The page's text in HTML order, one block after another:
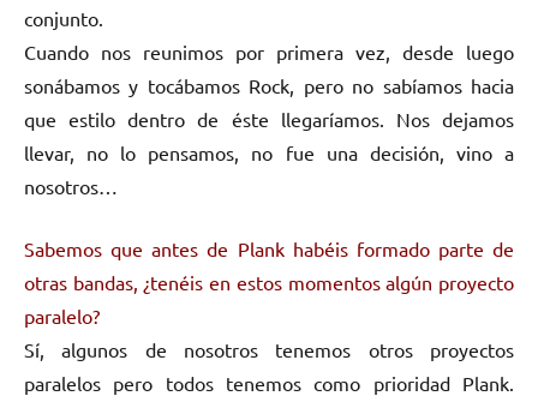
conjunto.
Cuando nos reunimos por primera vez, desde luego
sonábamos y tocábamos Rock, pero no sabíamos hacia
que estilo dentro de éste llegaríamos. Nos dejamos
llevar, no lo pensamos, no fue una decisión, vino a
nosotros…
Sabemos que antes de Plank habéis formado parte de
otras bandas, ¿tenéis en estos momentos algún proyecto
paralelo?
Sí, algunos de nosotros tenemos otros proyectos
paralelos pero todos tenemos como prioridad Plank.